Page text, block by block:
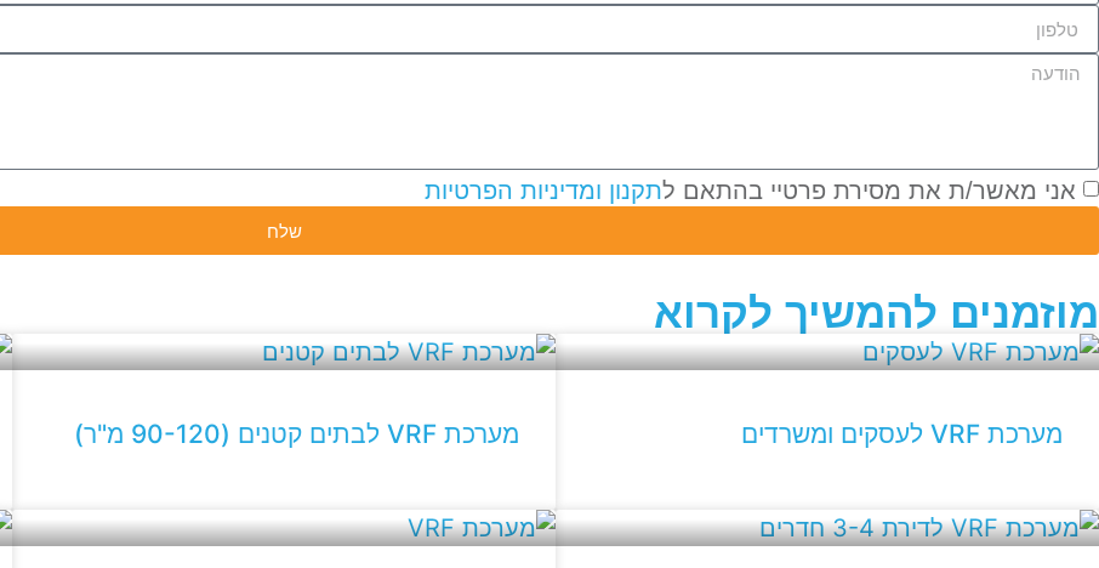
אני מאשר/ת את מסירת פרטיי בהתאם לתקנון ומדיניות הפרטיות
שלח
מוזמנים להמשיך לקרוא
מערכת VRF לעסקים ומשרדים מערכת VRF לבתים קטנים (90-120 מ"ר)